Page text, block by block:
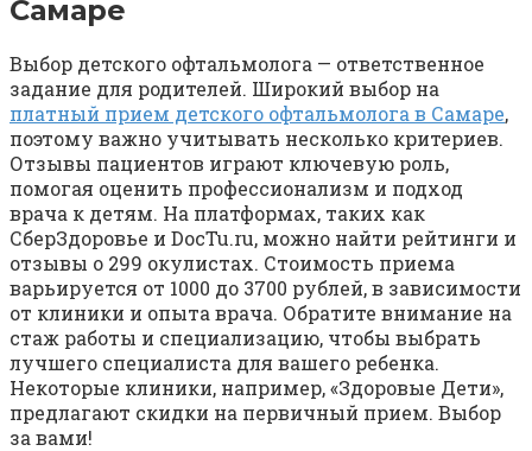
Самаре
Выбор детского офтальмолога — ответственное
задание для родителей. Широкий выбор на
платный прием детского офтальмолога в Самаре,
поэтому важно учитывать несколько критериев.
Отзывы пациентов играют ключевую роль,
помогая оценить профессионализм и подход
врача к детям. На платформах, таких как
СберЗдоровье и DocTu.ru, можно найти рейтинги и
отзывы о 299 окулистах. Стоимость приема
варьируется от 1000 до 3700 рублей, в зависимости
от клиники и опыта врача. Обратите внимание на
стаж работы и специализацию, чтобы выбрать
лучшего специалиста для вашего ребенка.
Некоторые клиники, например, «Здоровые Дети»,
предлагают скидки на первичный прием. Выбор
за вами!